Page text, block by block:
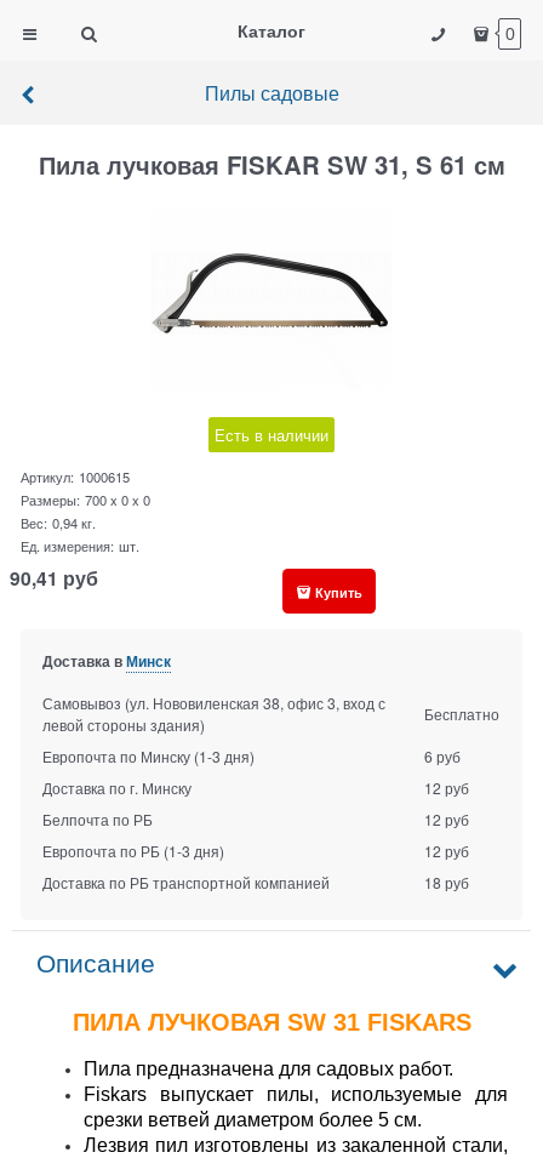
Каталог 0
Пилы садовые
Пила лучковая FISKAR SW 31, S 61 см
Есть в наличии
Артикул: 1000615
Размеры: 700 x 0 x 0
Вес: 0,94кг.
Ед. измерения: шт.
90,41 руб Купить
Доставка вМинск
Самовывоз (ул. Нововиленская 38, офис 3, вход с
левой стороны здания)
Бесплатно
Европочта по Минску (1-3 дня)
6 руб
Доставка по г. Минску
12 руб
Белпочта по РБ
12 руб
Европочта по РБ (1-3 дня)
12 руб
Доставка по РБ транспортной компанией
18 руб
Описание
ПИЛА ЛУЧКОВАЯ SW 31 FISKARS
Пила предназначена для садовых работ.
Fiskars выпускает пилы, используемые для
срезки ветвей диаметром более 5 см.
Лезвия пил изготовлены из закаленной стали,